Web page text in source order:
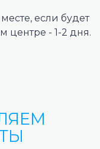
если будет
центре - 1-2 дня.